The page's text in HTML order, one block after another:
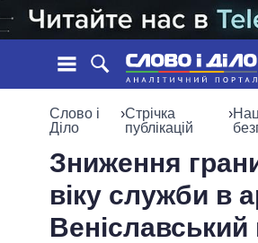
НОВИНИ
СТАТТІ
ДУМКИ
СВІТ
ПОЛIТИКИ
УСІ ПОЛІТИКИІНФОГРАФІКА
Слово і
Діло
›Стрічка
публікацій
›
Зниження
віку служби в
Веніславський